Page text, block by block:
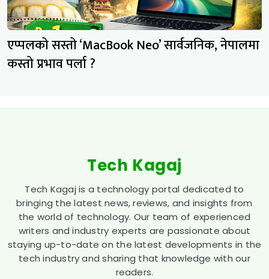
एप्पलको सस्तो ‘MacBook Neo’ सार्वजनिक, नेपालमा
कस्तो प्रभाव पर्ला ?
Tech Kagaj
Tech Kagaj is a technology portal dedicated to
bringing the latest news, reviews, and insights from
the world of technology. Our team of experienced
writers and industry experts are passionate about
staying up-to-date on the latest developments in the
tech industry and sharing that knowledge with our
readers.